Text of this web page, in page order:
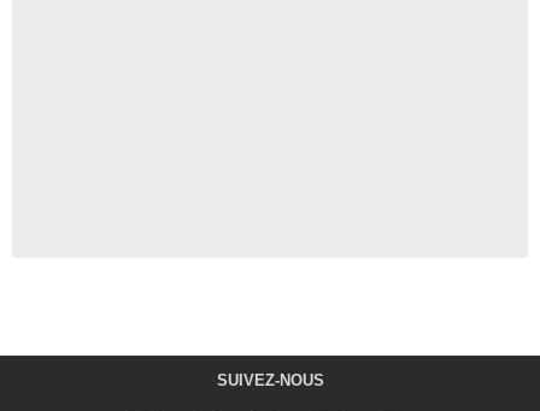
SUIVEZ-NOUS